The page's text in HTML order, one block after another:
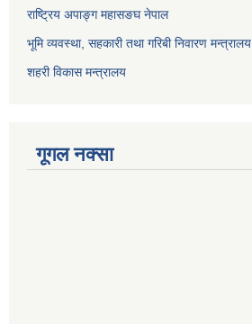
राष्ट्रिय अपाङ्ग महासङघ नेपाल
भूमि व्यवस्था, सहकारी तथा गरिबी निवारण मन्त्रालय
शहरी विकास मन्त्रालय
गूगल नक्सा